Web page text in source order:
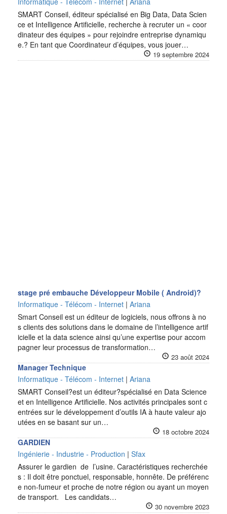
SMART Conseil, éditeur spécialisé en Big Data, Data Scien
ce et Intelligence Artificielle, recherche à recruter un « coor
dinateur des équipes » pour rejoindre entreprise dynamiqu
e.? En tant que Coordinateur d’équipes, vous jouer…
19 septembre 2024
stage pré embauche Développeur Mobile ( Android)?
Informatique - Télécom - Internet | Ariana
Smart Conseil est un éditeur de logiciels, nous offrons à no
s clients des solutions dans le domaine de l’intelligence artif
icielle et la data science ainsi qu’une expertise pour accom
pagner leur processus de transformation…
23 août 2024
Manager Technique
Informatique - Télécom - Internet | Ariana
SMART Conseil?est un éditeur?spécialisé en Data Science
et en Intelligence Artificielle. Nos activités principales sont c
entrées sur le développement d’outils IA à haute valeur ajo
utées en se basant sur un…
18 octobre 2024
GARDIEN
Ingénierie - Industrie - Production | Sfax
Assurer le gardien de l’usine. Caractéristiques recherchée
s : Il doit être ponctuel, responsable, honnête. De préférenc
e non-fumeur et proche de notre région ou ayant un moyen
de transport. Les candidats…
30 novembre 2023